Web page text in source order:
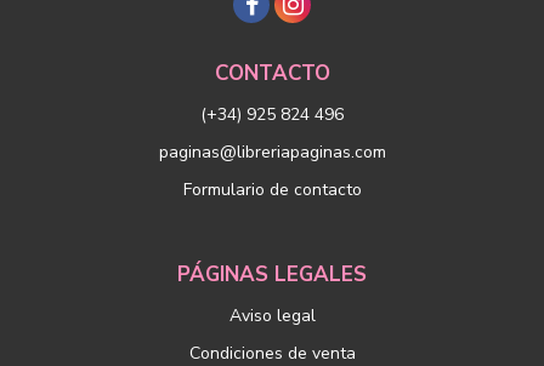
CONTACTO
(+34) 925 824 496
paginas@libreriapaginas.com
Formulario de contacto
PÁGINAS LEGALES
Aviso legal
Condiciones de venta